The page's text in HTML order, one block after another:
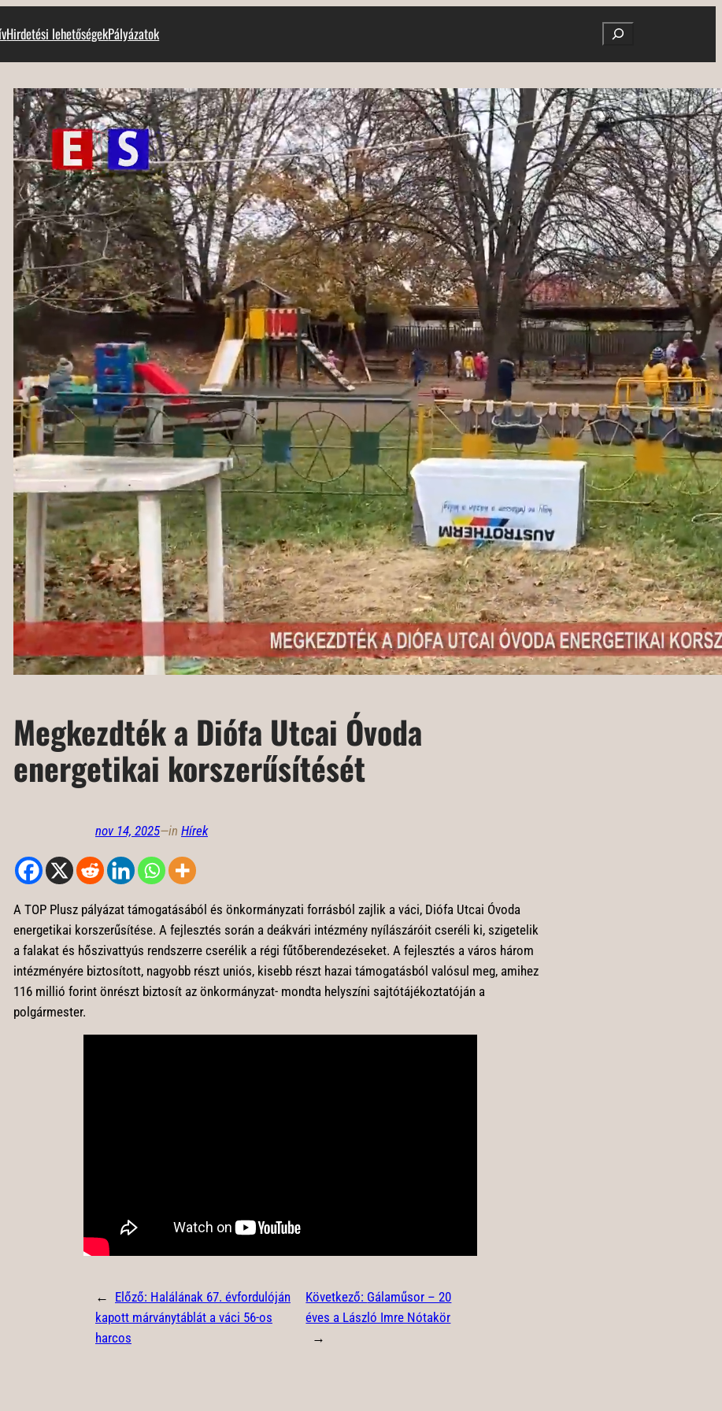
Hirdetési lehetőségekPályázatok Search
Megkezdték a Diófa Utcai Óvoda
energetikai korszerűsítését
nov 14, 2025—in Hírek
A TOP Plusz pályázat támogatásából és önkormányzati forrásból zajlik a váci, Diófa Utcai Óvoda
energetikai korszerűsítése. A fejlesztés során a deákvári intézmény nyílászáróit cseréli ki, szigetelik
a falakat és hőszivattyús rendszerre cserélik a régi fűtőberendezéseket. A fejlesztés a város három
intézményére biztosított, nagyobb részt uniós, kisebb részt hazai támogatásból valósul meg, amihez
116 millió forint önrészt biztosít az önkormányzat- mondta helyszíni sajtótájékoztatóján a
polgármester.
← Előző: Halálának 67. évfordulóján
kapott márványtáblát a váci 56-os
harcos
Következő: Gálaműsor – 20
éves a László Imre Nótakör
→